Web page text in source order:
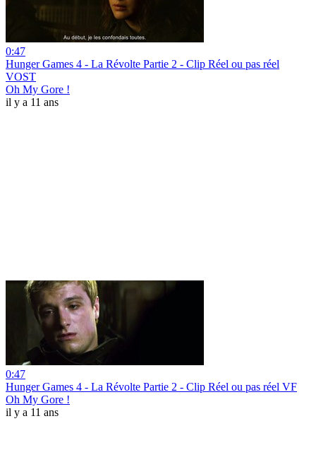
0:47
Hunger Games 4 - La Révolte Partie 2 - Clip Réel ou pas réel
VOST
Oh My Gore !
il y a 11 ans
0:47
Hunger Games 4 - La Révolte Partie 2 - Clip Réel ou pas réel VF
Oh My Gore !
il y a 11 ans